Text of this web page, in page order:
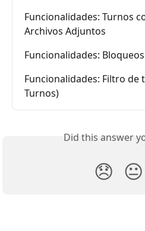
Funcionalidades: Turnos
Archivos Adjuntos
Funcionalidades:
Funcionalidades: Filtro de
Turnos)
Did this answer
😞 😐